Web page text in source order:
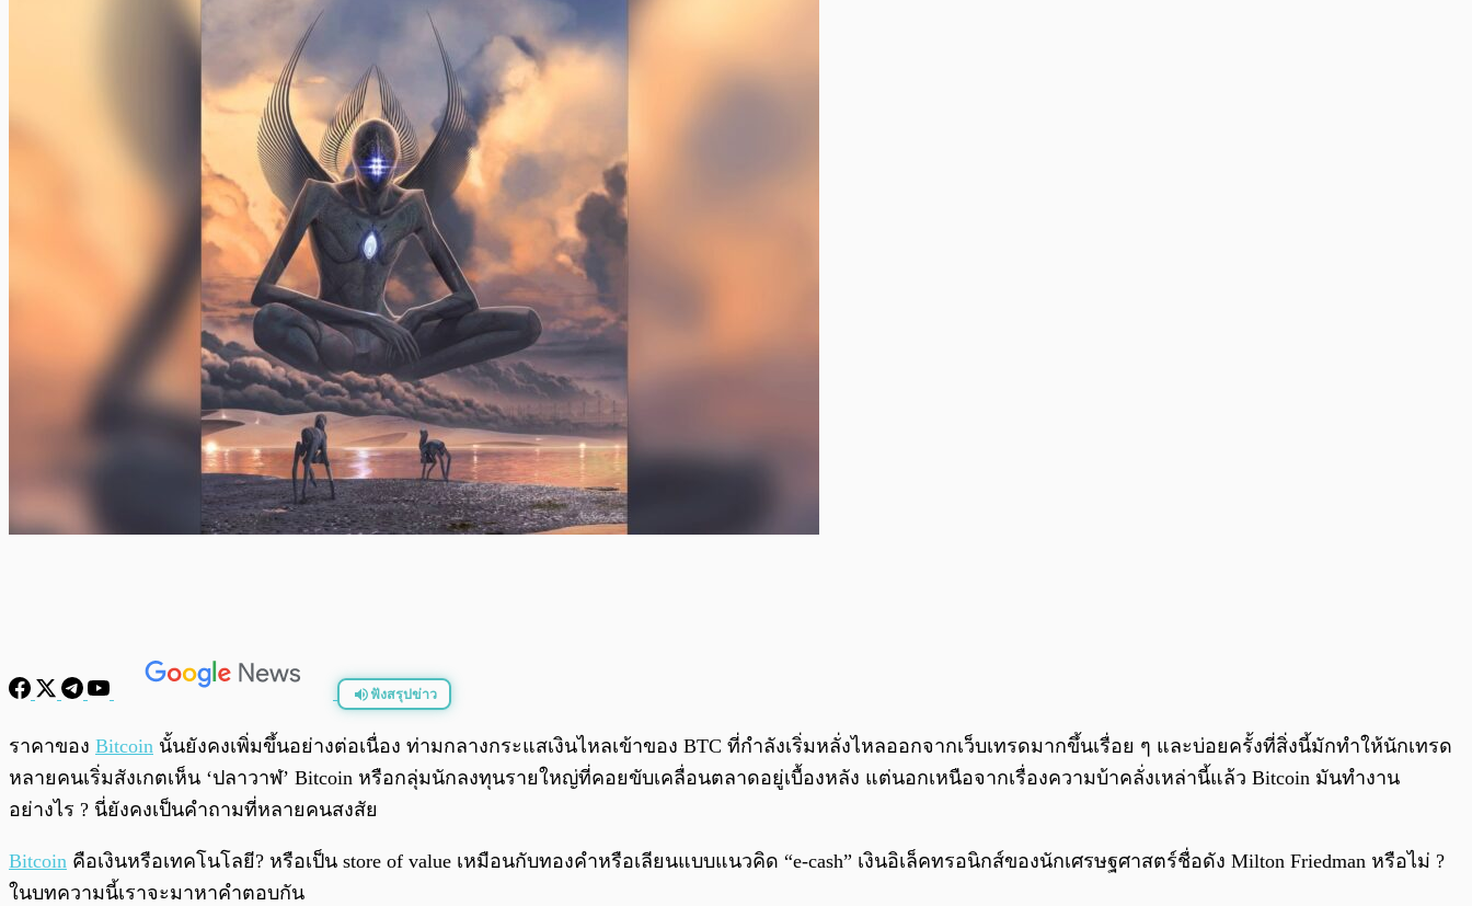
ฟังสรุปข่าว
พร้อมเล่น 0:00 /0:00
ราคาของ Bitcoin นั้นยังคงเพิ่มขึ้นอย่างต่อเนื่อง ท่ามกลางกระแสเงินไหลเข้าของ BTC ที่กำลังเริ่มหลั่งไหลออกจากเว็บเทรดมากขึ้นเรื่อย ๆ และบ่อยครั้งที่สิ่งนี้มักทำให้นักเทรด
หลายคนเริ่มสังเกตเห็น ‘ปลาวาฬ’ Bitcoin หรือกลุ่มนักลงทุนรายใหญ่ที่คอยขับเคลื่อนตลาดอยู่เบื้องหลัง แต่นอกเหนือจากเรื่องความบ้าคลั่งเหล่านี้แล้ว Bitcoin มันทำงาน
อย่างไร ? นี่ยังคงเป็นคำถามที่หลายคนสงสัย
Bitcoin คือเงินหรือเทคโนโลยี? หรือเป็น store of value เหมือนกับทองคำหรือเลียนแบบแนวคิด “e-cash” เงินอิเล็คทรอนิกส์ของนักเศรษฐศาสตร์ชื่อดัง Milton Friedman หรือไม่ ?
ในบทความนี้เราจะมาหาคำตอบกัน